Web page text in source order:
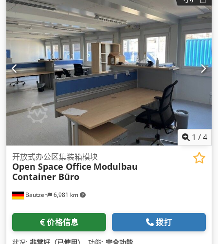
1 /4
Bautzen 6,981 km
开放式办公区集装箱模块
Open Space Office Modulbau
Container Büro
价格信息 拨打